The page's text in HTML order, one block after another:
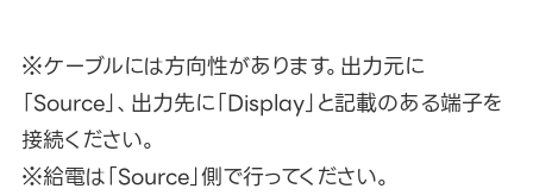
※ケーブルには方向性があります。出力元に
「Source」、出力先に「Display」と記載のある端子を
接続ください。
※給電は「Source」側で行ってください。